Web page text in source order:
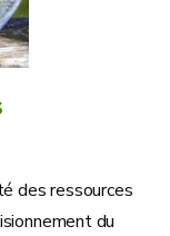
des ressources
du